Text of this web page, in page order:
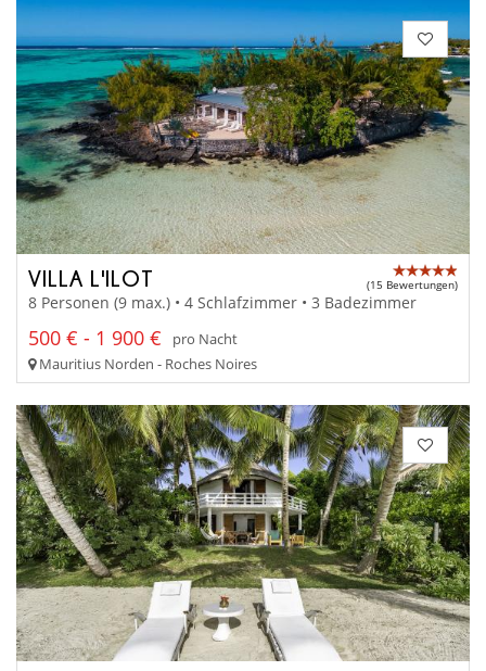
VILLA L'ILOT (15 Bewertungen)
8 Personen (9 max.) • 4 Schlafzimmer • 3 Badezimmer
500 € - 1 900 €
pro Nacht
Mauritius Norden - Roches Noires